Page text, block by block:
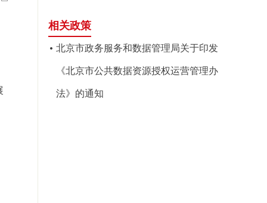
相关政策
北京市政务服务和数据管理局关于印发
《北京市公共数据资源授权运营管理办
法》的通知